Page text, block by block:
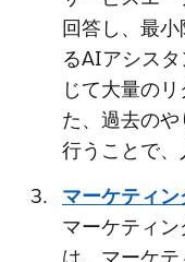
回答し、最
るAIアシス
じて大量の
た、過去の
行うことで、
マーケティ
マーケティ